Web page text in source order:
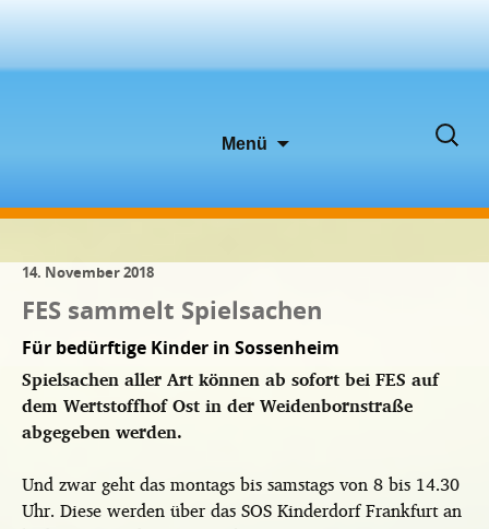
Menü
Suchen
14. November 2018
FES sammelt Spielsachen
Für bedürftige Kinder in Sossenheim
Spielsachen aller Art können ab sofort bei FES auf
dem Wertstoffhof Ost in der Weidenbornstraße
abgegeben werden.
Und zwar geht das montags bis samstags von 8 bis 14.30
Uhr. Diese werden über das SOS Kinderdorf Frankfurt an